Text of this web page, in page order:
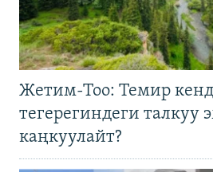
Жетим-Тоо: Темир
тегерегиндеги талкуу
каңкуулайт?